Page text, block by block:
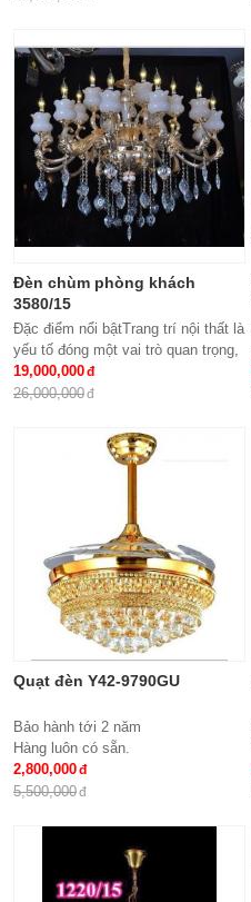
Đèn chùm phòng khách
3580/15
Đặc điểm nổi bậtTrang trí nội thất là
yếu tố đóng một vai trò quan trọng,
đem lại những giá trị thực sự cho
cả căn hộ của gia...
19,000,000
26,000,000
Quạt đèn Y42-9790GU
Bảo hành tới 2 năm
Hàng luôn có sẵn.
2,800,000
5,500,000